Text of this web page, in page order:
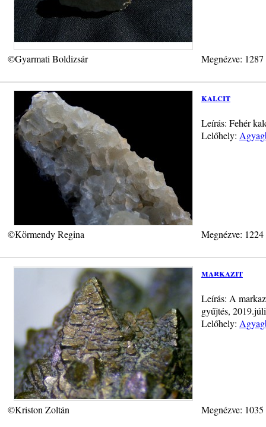
©Gyarmati Boldizsár Megnézve:
kalcit
Leírás: Fehér
Lelőhely:
©Körmendy Regina Megnézve:
markazit
Leírás: A
gyűjtés,
Lelőhely:
©Kriston Zoltán Megnézve: